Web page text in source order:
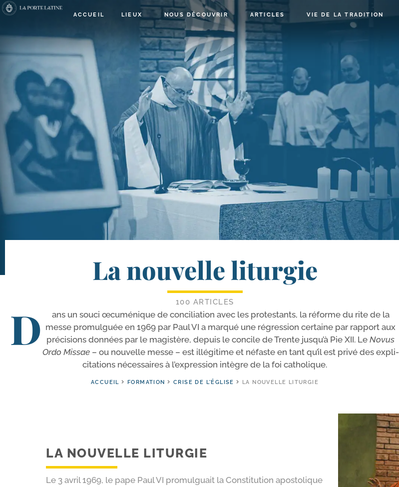
ACCUEIL LIEUX NOUS DÉCOUVRIR ARTICLES VIE DE LA TRADITION
La nouvelle liturgie
100 ARTICLES
D
ans un sou­ci œcu­mé­nique de conci­lia­tion avec les pro­tes­tants, la réforme du rite de la
messe pro­mul­guée en 1969 par Paul VI a mar­qué une régres­sion cer­taine par rap­port aux
pré­ci­sions don­nées par le magis­tère, depuis le concile de Trente jus­qu’à Pie XII. Le Novus
Ordo Missae– ou nou­velle messe – est illé­gi­time et néfaste en tant qu’il est pri­vé des expli­
ci­ta­tions néces­saires à l’expression intègre de la foi catholique.
ACCUEIL FORMATION CRISE DE L'ÉGLISE LA NOUVELLE LITURGIE
LA NOUVELLE LITURGIE
Le 3 avril 1969, le pape Paul VI promulguait la Constitution apostolique